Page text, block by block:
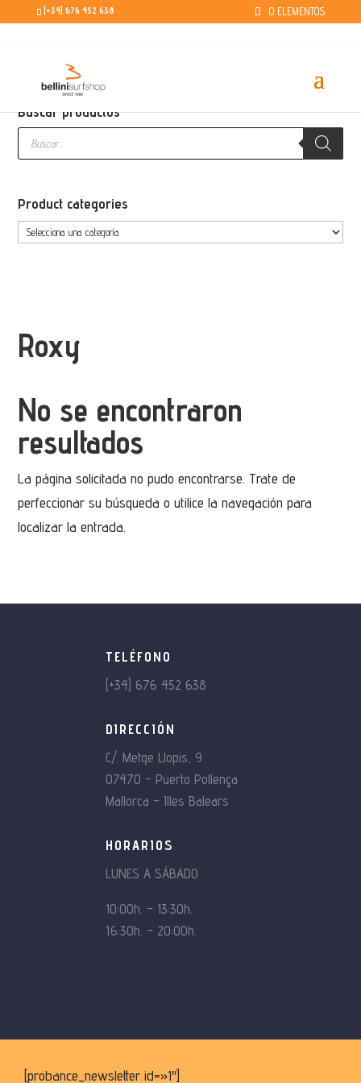
[+34] 676 452 638 0 ELEMENTOS
Buscar productos
Búsqueda
productos
Product categories
Roxy
No se encontraron
resultados
La página solicitada no pudo encontrarse. Trate de
perfeccionar su búsqueda o utilice la navegación para
localizar la entrada.
TELÉFONO
[+34] 676 452 638
DIRECCIÓN
C/. Metge Llopis, 9
07470 – Puerto Pollença
Mallorca – Illes Balears
HORARIOS
LUNES A SÁBADO
10:00h. – 13:30h.
16:30h. – 20:00h.
[probance_newsletter id=»1″]